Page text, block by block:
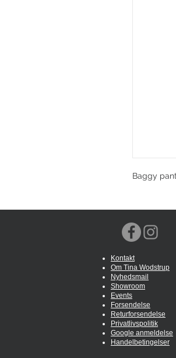
Baggy
Kontakt
Om Tina Wodstrup
Nyhedsmail
Showroom
Events
Forsendelse
Returforsendelse
Privatlivspolitik
Google anmeldelse
Handelbetingelser